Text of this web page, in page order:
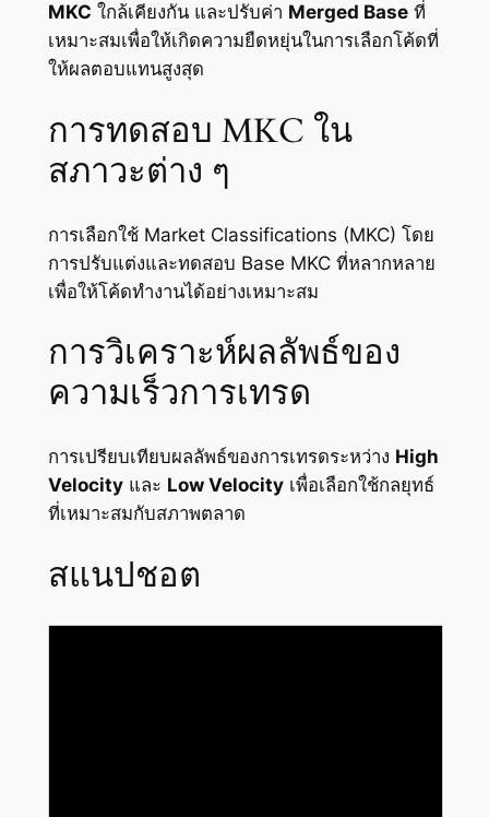
MKC ใกล้เคียงกัน และปรับค่า Merged Baseที่
เหมาะสมเพื่อให้เกิดความยืดหยุ่นในการเลือกโค้ดที่
ให้ผลตอบแทนสูงสุด
การทดสอบ MKC ใน
สภาวะต่าง ๆ
การเลือกใช้ Market Classifications (MKC) โดย
การปรับแต่งและทดสอบ Base MKC ที่หลากหลาย
เพื่อให้โค้ดทำงานได้อย่างเหมาะสม
การวิเคราะห์ผลลัพธ์ของ
ความเร็วการเทรด
การเปรียบเทียบผลลัพธ์ของการเทรดระหว่าง High
Velocityและ Low Velocityเพื่อเลือกใช้กลยุทธ์
ที่เหมาะสมกับสภาพตลาด
สแนปชอต